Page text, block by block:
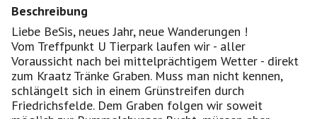
Beschreibung
Liebe BeSis, neues Jahr, neue Wanderungen !
Vom Treffpunkt U Tierpark laufen wir - aller
Voraussicht nach bei mittelprächtigem Wetter - direkt
zum Kraatz Tränke Graben. Muss man nicht kennen,
schlängelt sich in einem Grünstreifen durch
Friedrichsfelde. Dem Graben folgen wir soweit